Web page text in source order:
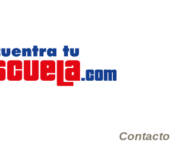
Contacto